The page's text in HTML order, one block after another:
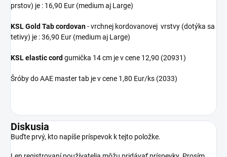
prstov) je : 16,90 Eur (medium aj Large)
KSL Gold Tabcordovan- vrchnej kordovanovej vrstvy (dotýka sa
tetivy) je : 36,90 Eur (medium aj Large)
KSL elastic cord gumička 14 cm je v cene 12,90 (20931)
Šróby do AAE master tab je v cene 1,80 Eur/ks (2033)
Diskusia
Buďte prvý, kto napíše príspevok k tejto položke.